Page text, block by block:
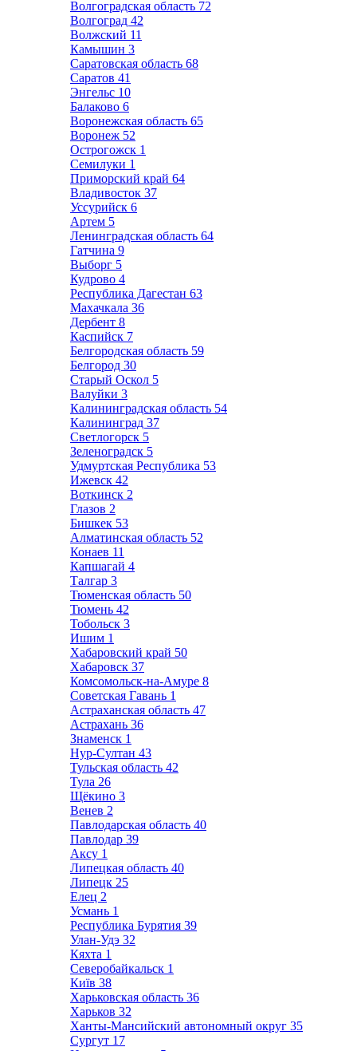
Волгоградская область 72
Волгоград 42
Волжский 11
Камышин 3
Саратовская область 68
Саратов 41
Энгельс 10
Балаково 6
Воронежская область 65
Воронеж 52
Острогожск 1
Семилуки 1
Приморский край 64
Владивосток 37
Уссурийск 6
Артем 5
Ленинградская область 64
Гатчина 9
Выборг 5
Кудрово 4
Республика Дагестан 63
Махачкала 36
Дербент 8
Каспийск 7
Белгородская область 59
Белгород 30
Старый Оскол 5
Валуйки 3
Калининградская область 54
Калининград 37
Светлогорск 5
Зеленоградск 5
Удмуртская Республика 53
Ижевск 42
Воткинск 2
Глазов 2
Бишкек 53
Алматинская область 52
Конаев 11
Капшагай 4
Талгар 3
Тюменская область 50
Тюмень 42
Тобольск 3
Ишим 1
Хабаровский край 50
Хабаровск 37
Комсомольск-на-Амуре 8
Советская Гавань 1
Астраханская область 47
Астрахань 36
Знаменск 1
Нур-Султан 43
Тульская область 42
Тула 26
Щёкино 3
Венев 2
Павлодарская область 40
Павлодар 39
Аксу 1
Липецкая область 40
Липецк 25
Елец 2
Усмань 1
Республика Бурятия 39
Улан-Удэ 32
Кяхта 1
Северобайкальск 1
Київ 38
Харьковская область 36
Харьков 32
Ханты-Мансийский автономный округ 35
Сургут 17